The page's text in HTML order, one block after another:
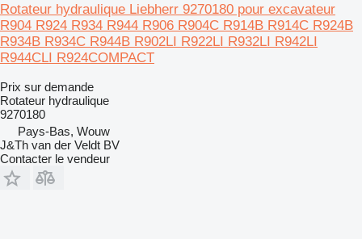
Rotateur hydraulique Liebherr 9270180 pour excavateur
R904 R924 R934 R944 R906 R904C R914B R914C R924B
R934B R934C R944B R902LI R922LI R932LI R942LI
R944CLI R924COMPACT
Prix sur demande
Rotateur hydraulique
9270180
Pays-Bas, Wouw
J&Th van der Veldt BV
Contacter le vendeur